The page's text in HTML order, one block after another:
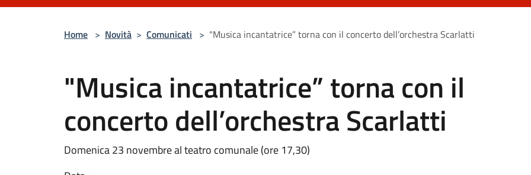
Home > Novità > Comunicati > "Musica incantatrice” torna con il concerto dell’orchestra Scarlatti
"Musica incantatrice” torna con il
concerto dell’orchestra Scarlatti
Domenica 23 novembre al teatro comunale (ore 17,30)